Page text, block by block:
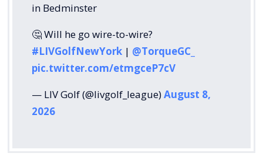
in Bedminster
🤔 Will he go wire-to-wire?
#LIVGolfNewYork | @TorqueGC_
pic.twitter.com/etmgceP7cV
— LIV Golf (@livgolf_league)August 8,
2026